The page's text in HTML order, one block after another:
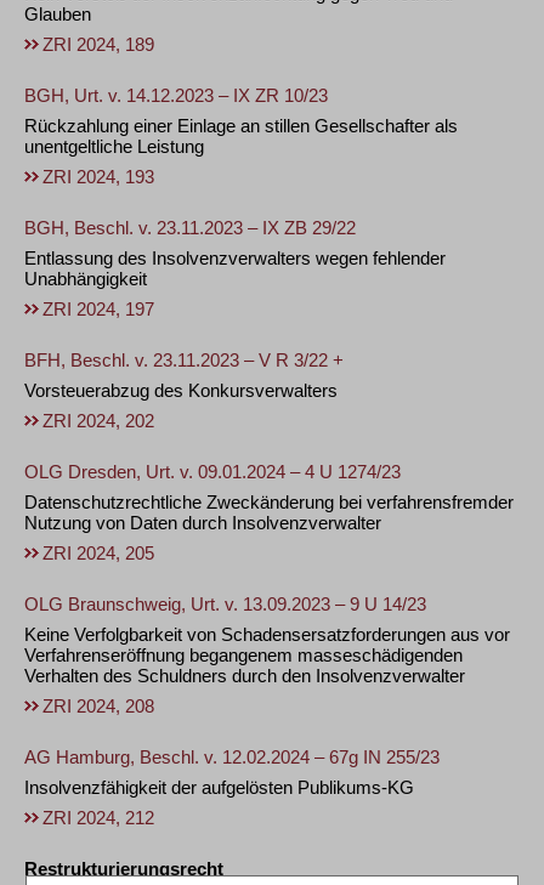
Glauben
ZRI 2024, 189
BGH, Urt. v. 14.12.2023 – IX ZR 10/23
Rückzahlung einer Einlage an stillen Gesellschafter als
unentgeltliche Leistung
ZRI 2024, 193
BGH, Beschl. v. 23.11.2023 – IX ZB 29/22
Entlassung des Insolvenzverwalters wegen fehlender
Unabhängigkeit
ZRI 2024, 197
BFH, Beschl. v. 23.11.2023 – V R 3/22 +
Vorsteuerabzug des Konkursverwalters
ZRI 2024, 202
OLG Dresden, Urt. v. 09.01.2024 – 4 U 1274/23
Datenschutzrechtliche Zweckänderung bei verfahrensfremder
Nutzung von Daten durch Insolvenzverwalter
ZRI 2024, 205
OLG Braunschweig, Urt. v. 13.09.2023 – 9 U 14/23
Keine Verfolgbarkeit von Schadensersatzforderungen aus vor
Verfahrenseröffnung begangenem masseschädigenden
Verhalten des Schuldners durch den Insolvenzverwalter
ZRI 2024, 208
AG Hamburg, Beschl. v. 12.02.2024 – 67g IN 255/23
Insolvenzfähigkeit der aufgelösten Publikums-KG
ZRI 2024, 212
Restrukturierungsrecht